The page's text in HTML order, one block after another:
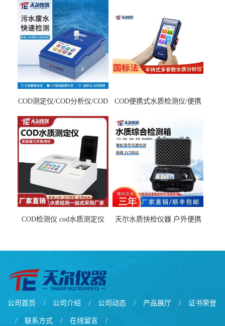
COD测定仪/COD分析仪/COD
COD便携式水质检测仪/便携
COD检测仪 cod水质测定仪
天尔水质快检仪器 户外便携
公司首页 / 公司介绍 / 公司动态 / 产品展厅 / 证书荣誉
/ 联系方式 / 在线留言 /